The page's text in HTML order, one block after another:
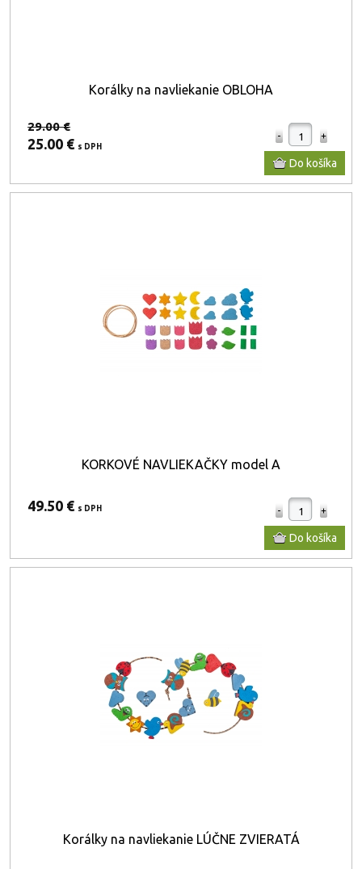
Korálky na navliekanie OBLOHA
29.00 €
25.00 € s DPH
KORKOVÉ NAVLIEKAČKY model A
49.50 € s DPH
Korálky na navliekanie LÚČNE ZVIERATÁ